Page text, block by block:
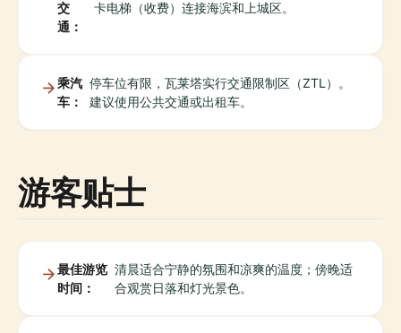
交
通：
卡电梯（收费）连接海滨和上城区。
乘汽
车：
停车位有限，瓦莱塔实行交通限制区（ZTL）。
建议使用公共交通或出租车。
游客贴士
最佳游览
时间：
清晨适合宁静的氛围和凉爽的温度；傍晚适
合观赏日落和灯光景色。